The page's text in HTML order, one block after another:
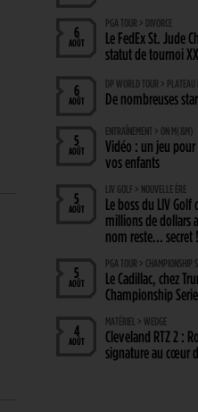
6
AOÛT
PGA TOUR > DIVORCE
Le FedEx St. Jude
statut de tournoi
6
AOÛT
DP WORLD TOUR > PLATEAU
De nombreuses
5
AOÛT
ENTRAÎNEMENT > ON M(&M)
Vidéo : un jeu
vos enfants
5
AOÛT
LIV GOLF > NOUVELLE ÈRE
Le boss du LIV
millions de dollars
nom reste… secret !
5
AOÛT
PGA TOUR > CHAMPIONSHIP
Le Cadillac, chez
Championship
4
AOÛT
MATÉRIEL > WEDGE
Cleveland RTZ 2 :
signature au cœur
Team Europe :